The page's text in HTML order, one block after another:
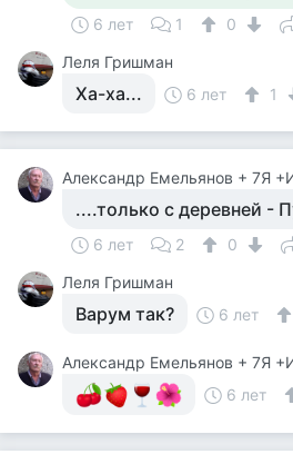
6 лет 1
0
Леля Гришман
Ха-ха... 6 лет 1
....только с деревней -
6 лет 2
0
Леля Гришман
Варум так? 6 лет
6 лет